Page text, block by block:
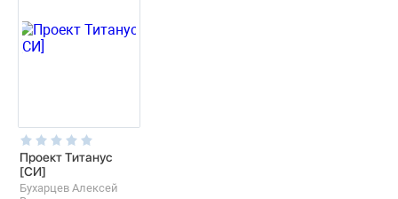
Проект Титанус
[СИ]
Бухарцев Алексей